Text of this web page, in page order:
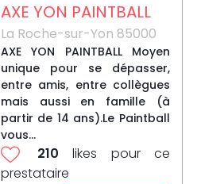
AXE YON PAINTBALL
La Roche-sur-Yon 85000
AXE YON PAINTBALL Moyen
unique pour se dépasser,
entre amis, entre collègues
mais aussi en famille (à
partir de 14 ans).Le Paintball
vous...
210 likes pour ce
prestataire